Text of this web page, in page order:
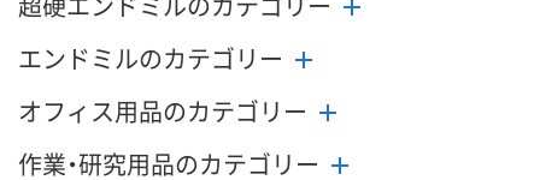
エンドミルのカテゴリー
オフィス用品のカテゴリー
作業・研究用品のカテゴリー